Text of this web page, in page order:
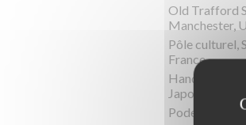
Old Trafford
Manchester,
Pôle culturel,
France
Hand-In-
Japon
Podere la